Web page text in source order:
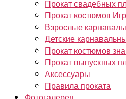
Прокат свадебных
Прокат костюмов
Взрослые
Детские
Прокат костюмов
Прокат выпускных
Аксессуары
Правила проката